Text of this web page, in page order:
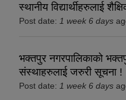
स्थानीय विद्यार्थीहरुलाई
Post date: 1 week 6 days
भक्तपुर नगरपालिकाको
संस्थाहरुलाई जरुरी सूचना !
Post date: 1 week 6 days